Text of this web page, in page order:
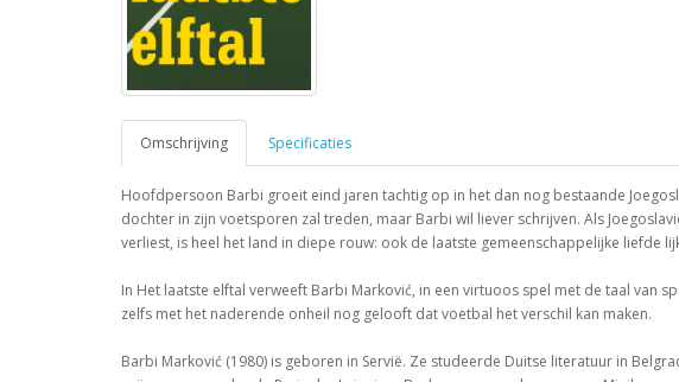
Omschrijving Specificaties
Hoofdpersoon Barbi groeit eind jaren tachtig op in het dan nog bestaande
dochter in zijn voetsporen zal treden, maar Barbi wil liever schrijven. Als
verliest, is heel het land in diepe rouw: ook de laatste gemeenschappelijke liefde
In Het laatste elftal verweeft Barbi Marković, in een virtuoos spel met de taal van
zelfs met het naderende onheil nog gelooft dat voetbal het verschil kan maken.
Barbi Marković (1980) is geboren in Servië. Ze studeerde Duitse literatuur in